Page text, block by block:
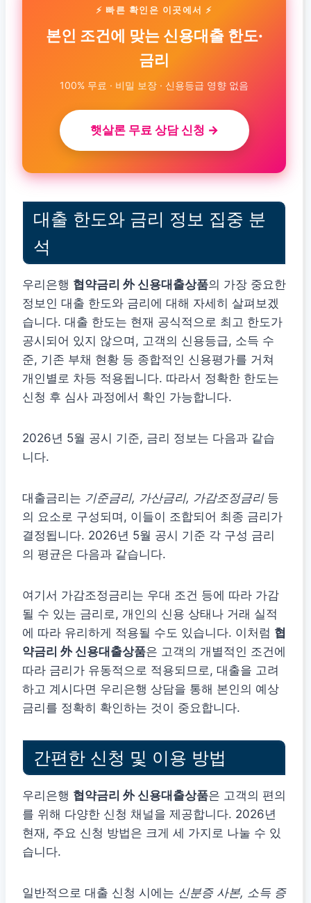
⚡ 빠른 확인은 이곳에서 ⚡
본인 조건에 맞는 신용대출 한도·
금리
100% 무료 · 비밀 보장 · 신용등급 영향 없음
햇살론 무료 상담 신청 →
대출 한도와 금리 정보 집중 분
석
우리은행 협약금리 外 신용대출상품의 가장 중요한
정보인 대출 한도와 금리에 대해 자세히 살펴보겠
습니다. 대출 한도는 현재 공식적으로 최고 한도가
공시되어 있지 않으며, 고객의 신용등급, 소득 수
준, 기존 부채 현황 등 종합적인 신용평가를 거쳐
개인별로 차등 적용됩니다. 따라서 정확한 한도는
신청 후 심사 과정에서 확인 가능합니다.
2026년 5월 공시 기준, 금리 정보는 다음과 같습
니다.
대출금리는 기준금리, 가산금리, 가감조정금리등
의 요소로 구성되며, 이들이 조합되어 최종 금리가
결정됩니다. 2026년 5월 공시 기준 각 구성 금리
의 평균은 다음과 같습니다.
여기서 가감조정금리는 우대 조건 등에 따라 가감
될 수 있는 금리로, 개인의 신용 상태나 거래 실적
에 따라 유리하게 적용될 수도 있습니다. 이처럼 협
약금리 外 신용대출상품은 고객의 개별적인 조건에
따라 금리가 유동적으로 적용되므로, 대출을 고려
하고 계시다면 우리은행 상담을 통해 본인의 예상
금리를 정확히 확인하는 것이 중요합니다.
간편한 신청 및 이용 방법
우리은행 협약금리 外 신용대출상품은 고객의 편의
를 위해 다양한 신청 채널을 제공합니다. 2026년
현재, 주요 신청 방법은 크게 세 가지로 나눌 수 있
습니다.
일반적으로 대출 신청 시에는 신분증 사본, 소득 증